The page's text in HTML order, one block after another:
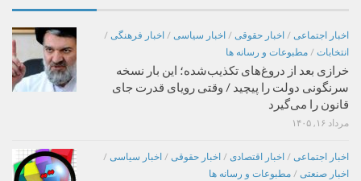
اخبار اجتماعی / اخبار حقوقی / اخبار سیاسی / اخبار فرهنگی /
انتخابات / مطبوعات و رسانه ها
خرازی بعد از دروغ‌های تکذیب‌شده؛ این بار نسخه
سرنگونی دولت را پیچید / وقتی رویای قدرت جای
قانون را می‌گیرد
مرداد ۱۶, ۱۴۰۵
اخبار اجتماعی / اخبار اقتصادی / اخبار حقوقی / اخبار سیاسی /
اخبار صنعتی / مطبوعات و رسانه ها